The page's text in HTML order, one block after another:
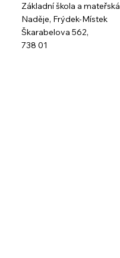
Základní škola a
Naděje, Frýdek-Místek
Škarabelova 562,
738 01